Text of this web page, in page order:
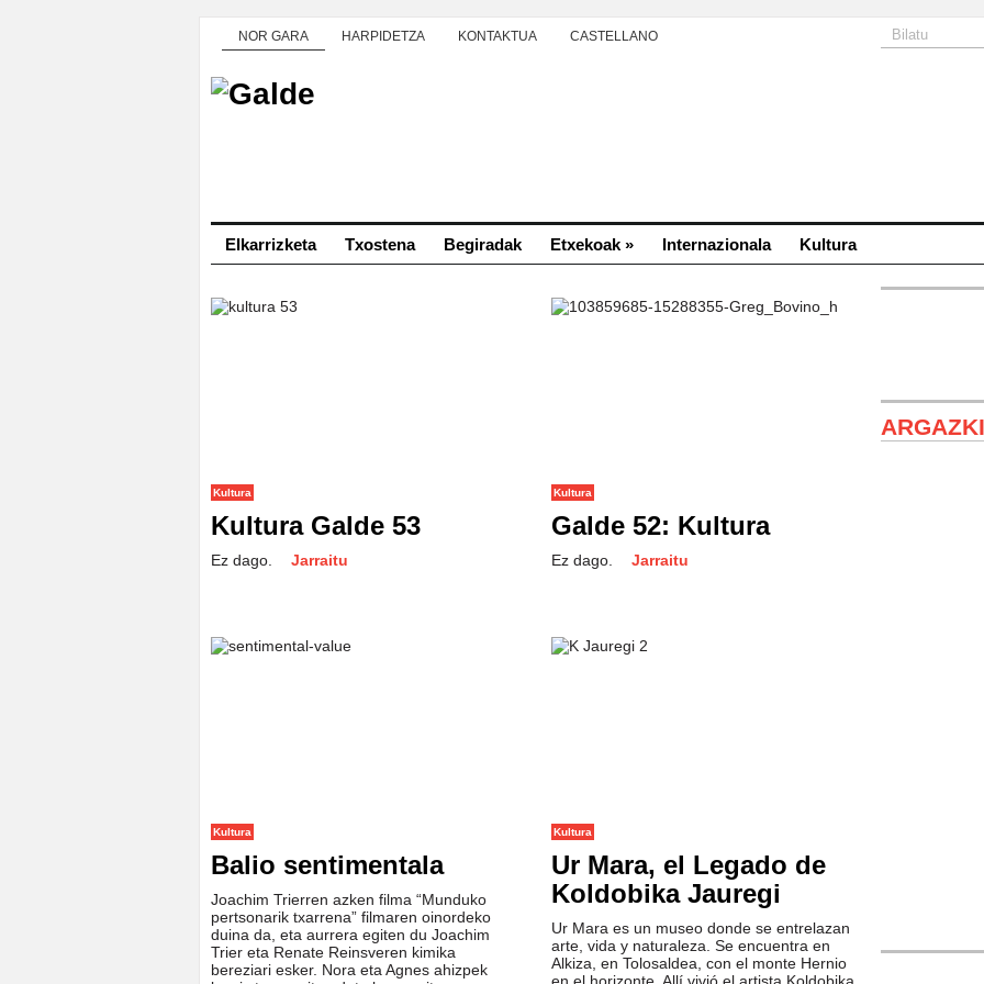
NOR GARA HARPIDETZA KONTAKTUA CASTELLANO
Elkarrizketa Txostena Begiradak Etxekoak » Internazionala Kultura
Kultura
Kultura Galde 53
Ez dago. Jarraitu
Kultura
Galde 52: Kultura
Ez dago. Jarraitu
Kultura
Balio sentimentala
Joachim Trierren azken filma “Munduko
pertsonarik txarrena” filmaren oinordeko
duina da, eta aurrera egiten du Joachim
Trier eta Renate Reinsveren kimika
bereziari esker. Nora eta Agnes ahizpek
Kultura
Ur Mara, el Legado de
Koldobika Jauregi
Ur Mara es un museo donde se entrelazan
arte, vida y naturaleza. Se encuentra en
Alkiza, en Tolosaldea, con el monte Hernio